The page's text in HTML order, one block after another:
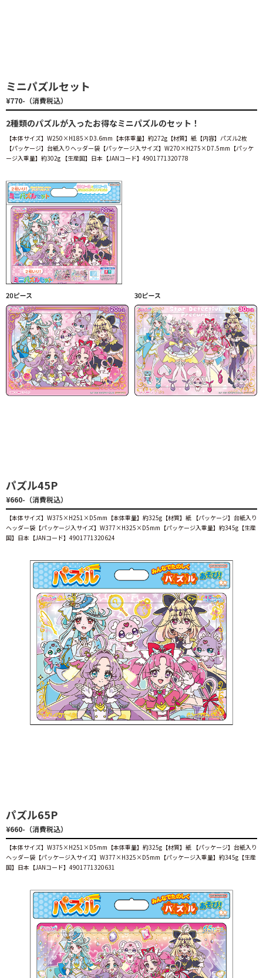
ミニパズルセット
¥770-（消費税込）
2種類のパズルが入ったお得なミニパズルのセット！
【本体サイズ】W250×H185×D3.6mm【本体重量】約272g【材質】紙【内容】パズル2枚
【パッケージ】台紙入りヘッダー袋【パッケージ入サイズ】W270×H275×D7.5mm【パッケ
ージ入重量】約302g 【生産国】日本【JANコード】4901771320778
パズル45P
¥660-（消費税込）
【本体サイズ】W375×H251×D5mm【本体重量】約325g【材質】紙 【パッケージ】台紙入り
ヘッダー袋【パッケージ入サイズ】W377×H325×D5mm【パッケージ入重量】約345g【生産
国】日本【JANコード】4901771320624
パズル65P
¥660-（消費税込）
【本体サイズ】W375×H251×D5mm【本体重量】約325g【材質】紙 【パッケージ】台紙入り
ヘッダー袋【パッケージ入サイズ】W377×H325×D5mm【パッケージ入重量】約345g【生産
国】日本【JANコード】4901771320631